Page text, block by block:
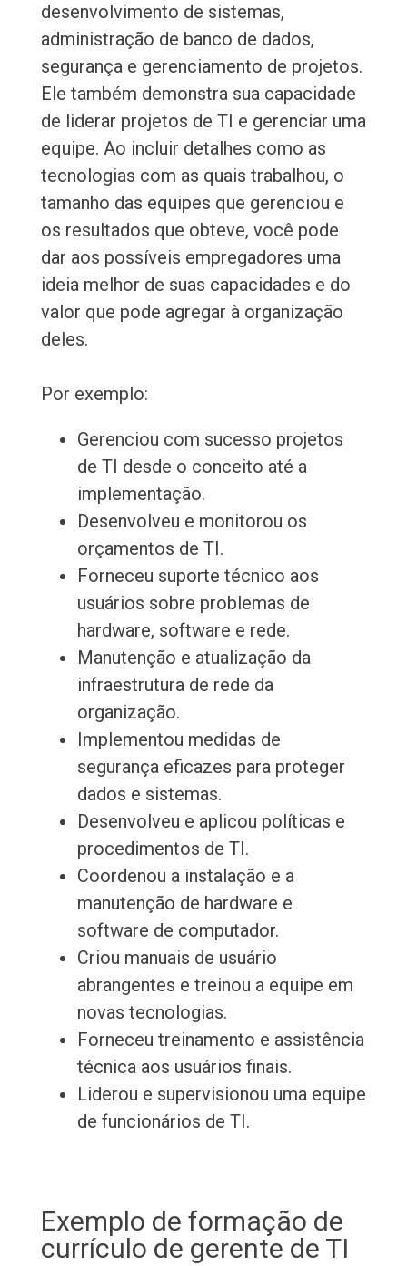
desenvolvimento de sistemas,
administração de banco de dados,
segurança e gerenciamento de projetos.
Ele também demonstra sua capacidade
de liderar projetos de TI e gerenciar uma
equipe. Ao incluir detalhes como as
tecnologias com as quais trabalhou, o
tamanho das equipes que gerenciou e
os resultados que obteve, você pode
dar aos possíveis empregadores uma
ideia melhor de suas capacidades e do
valor que pode agregar à organização
deles.
Por exemplo:
Gerenciou com sucesso projetos
de TI desde o conceito até a
implementação.
Desenvolveu e monitorou os
orçamentos de TI.
Forneceu suporte técnico aos
usuários sobre problemas de
hardware, software e rede.
Manutenção e atualização da
infraestrutura de rede da
organização.
Implementou medidas de
segurança eficazes para proteger
dados e sistemas.
Desenvolveu e aplicou políticas e
procedimentos de TI.
Coordenou a instalação e a
manutenção de hardware e
software de computador.
Criou manuais de usuário
abrangentes e treinou a equipe em
novas tecnologias.
Forneceu treinamento e assistência
técnica aos usuários finais.
Liderou e supervisionou uma equipe
de funcionários de TI.
Exemplo de formação de
currículo de gerente de TI